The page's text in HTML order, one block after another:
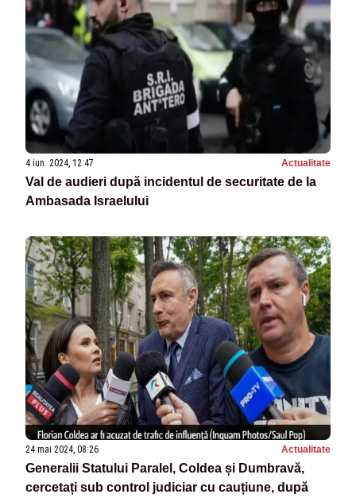
4 iun. 2024, 12:47 Actualitate
Val de audieri după incidentul de securitate de la
Ambasada Israelului
24 mai 2024, 08:26 Actualitate
Generalii Statului Paralel, Coldea și Dumbravă,
cercetați sub control judiciar cu cauțiune, după